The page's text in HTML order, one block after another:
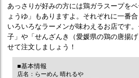
あっさりが好みの方には鶏ガラスープを
ょうゆ」もありますよ。それぞれに一番合
いろいろなラーメンが味わえるお店です
子」や「せんざんき（愛媛県の鶏の唐揚
せて注文しましょう！
■基本情報
店名：らーめん 晴れるや